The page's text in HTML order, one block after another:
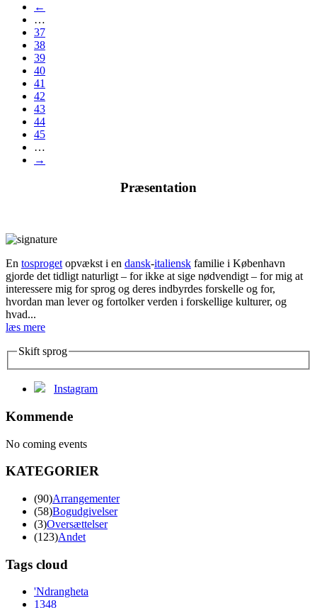
←
…
37
38
39
40
41
42
43
44
45
…
→
Præsentation
En tosproget opvækst i en dansk-italiensk familie i København
gjorde det tidligt naturligt – for ikke at sige nødvendigt – for mig at
interessere mig for sprog og deres indbyrdes forskelle og for,
hvordan man lever og fortolker verden i forskellige kulturer, og
hvad...
læs mere
Skift sprog
Instagram
Kommende
No coming events
KATEGORIER
(90)Arrangementer
(58)Bogudgivelser
(3)Oversættelser
(123)Andet
Tags cloud
'Ndrangheta
1348